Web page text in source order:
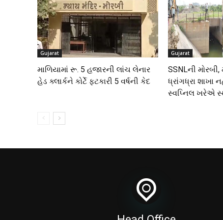
Gujarat
માળિયામાં રૂ. 5 હજારની લાંચ લેનાર
હેડ ક્લાર્કને કોર્ટે ફટકારી 5 વર્ષની કેદ
Gujarat
SSNLની
ધ્રાંગધ્રા શાખા
સ્વપ્નિલ ખરેએ